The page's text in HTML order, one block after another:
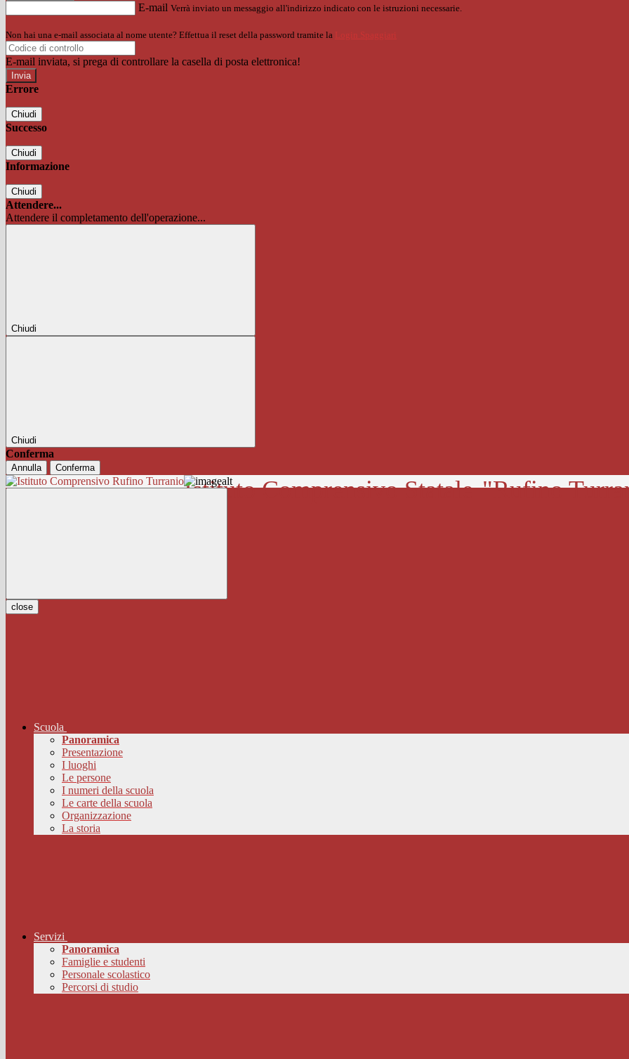
E-mail Verrà inviato un messaggio all'indirizzo indicato con le istruzioni necessarie.
Non hai una e-mail associata al nome utente? Effettua il reset della password tramite la Login Spaggiari
E-mail inviata, si prega di controllare la casella di posta elettronica!
Errore
Chiudi
Successo
Chiudi
Informazione
Chiudi
Attendere...
Attendere il completamento dell'operazione...
Chiudi
Chiudi
Conferma
Annulla Conferma
Istituto Comprensivo Statale"Rufino
close
Scuola
Panoramica
Presentazione
I luoghi
Le persone
I numeri della scuola
Le carte della scuola
Organizzazione
La storia
Servizi
Panoramica
Famiglie e studenti
Personale scolastico
Percorsi di studio